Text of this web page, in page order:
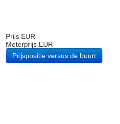
Prijs EUR
Meterprijs EUR
Prijspositie versus de buurt